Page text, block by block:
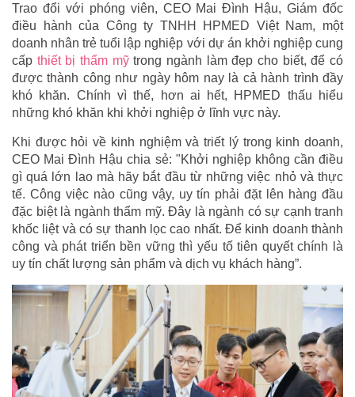
Trao đổi với phóng viên, CEO Mai Đình Hậu, Giám đốc
điều hành của Công ty TNHH HPMED Việt Nam, một
doanh nhân trẻ tuổi lập nghiệp với dự án khởi nghiệp cung
cấp thiết bị thẩm mỹtrong ngành làm đẹp cho biết, để có
được thành công như ngày hôm nay là cả hành trình đầy
khó khăn. Chính vì thế, hơn ai hết, HPMED thấu hiểu
những khó khăn khi khởi nghiệp ở lĩnh vực này.
Khi được hỏi về kinh nghiệm và triết lý trong kinh doanh,
CEO Mai Đình Hậu chia sẻ: "Khởi nghiệp không cần điều
gì quá lớn lao mà hãy bắt đầu từ những việc nhỏ và thực
tế. Công việc nào cũng vậy, uy tín phải đặt lên hàng đầu
đặc biệt là ngành thẩm mỹ. Đây là ngành có sự cạnh tranh
khốc liệt và có sự thanh lọc cao nhất. Để kinh doanh thành
công và phát triển bền vững thì yếu tố tiên quyết chính là
uy tín chất lượng sản phẩm và dịch vụ khách hàng”.